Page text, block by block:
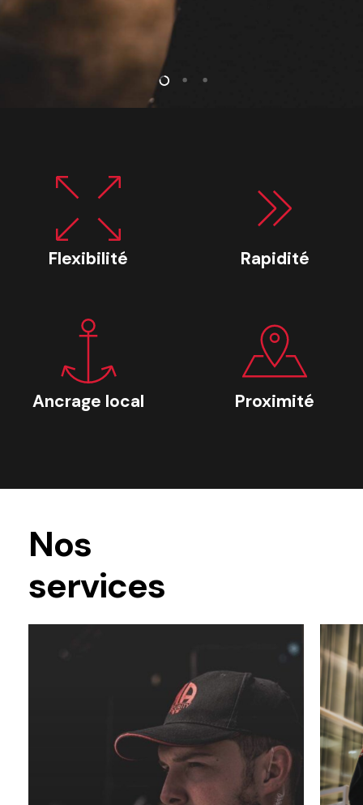
Flexibilité Rapidité
Ancrage local Proximité
Nos
services